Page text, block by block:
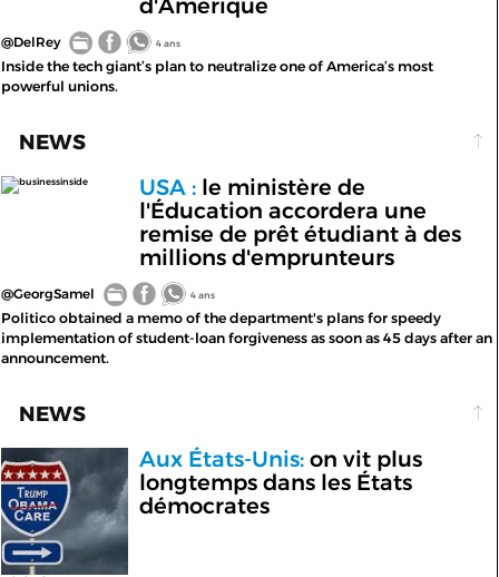
d'Amérique
@DelRey 4 ans
Inside the tech giant’s plan to neutralize one of America’s most
powerful unions.
NEWS
businessinside USA :le ministère de
l'Éducation accordera une
remise de prêt étudiant à des
millions d'emprunteurs
@GeorgSamel 4 ans
Politico obtained a memo of the department's plans for speedy
implementation of student-loan forgiveness as soon as 45 days after an
announcement.
NEWS
Aux États-Unis:on vit plus
longtemps dans les États
démocrates